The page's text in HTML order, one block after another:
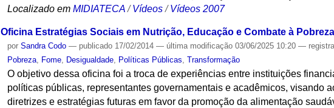
Localizado em MIDIATECA /Vídeos /Vídeos 2007
Oficina Estratégias Sociais em Nutrição, Educação e Combate à
porSandra Codo — publicado 17/02/2014— última modificação 03/06/2025 10:20—
Pobreza, Fome, Desigualdade, Políticas Públicas,Transformação
O objetivo dessa oficina foi a troca de experiências entre instituições
políticas públicas, representantes governamentais e acadêmicos, visando
diretrizes e estratégias futuras em favor da promoção da alimentação